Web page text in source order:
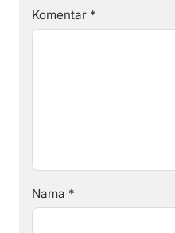
Komentar *
Nama *